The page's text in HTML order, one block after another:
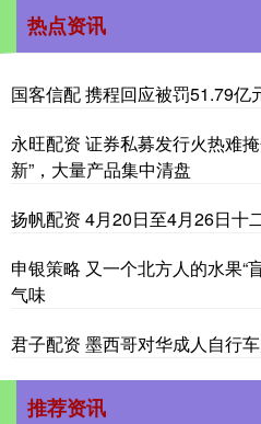
热点资讯
国客信配 携程回应被罚51.79亿
永旺配资 证券私募发行火热难
新”，大量产品集中清盘
扬帆配资 4月20日至4月26日十
申银策略 又一个北方人的水果“
气味
君子配资 墨西哥对华成人自行
推荐资讯